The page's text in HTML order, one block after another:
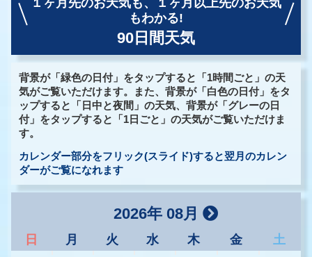
もわかる!
90日間天気
背景が「緑色の日付」をタップすると「1時間ごと」の天
気がご覧いただけます。また、背景が「白色の日付」をタ
ップすると「日中と夜間」の天気、背景が「グレーの日
付」をタップすると「1日ごと」の天気がご覧いただけま
す。
カレンダー部分をフリック(スライド)すると翌月のカレン
ダーがご覧になれます
2026年 08月
日 月 火 水 木 金
土